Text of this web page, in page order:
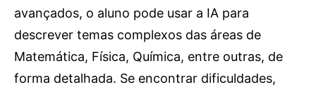
avançados, o aluno pode usar a IA para
descrever temas complexos das áreas de
Matemática, Física, Química, entre outras, de
forma detalhada. Se encontrar dificuldades,